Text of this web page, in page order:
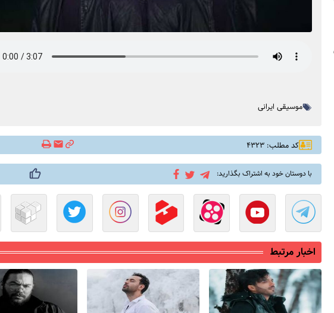
موسیقی ایرانی
کد مطلب: ۴۳۲۳
با دوستان خود به اشتراک بگذارید:
اخبار مرتبط